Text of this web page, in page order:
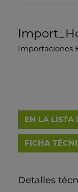
Importaciones
EN LA LISTA
FICHA
Detalles